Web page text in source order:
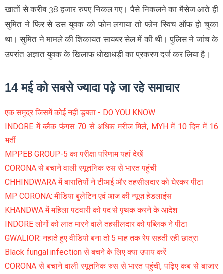
खातों से करीब 38 हजार रुपए निकल गए। पैसे निकलने का मैसेज आते ही
सुमित ने फिर से उस युवक को फोन लगाया तो फोन स्विच ऑफ हो चुका
था। सुमित ने मामले की शिकायत सायबर सेल में की थी। पुलिस ने जांच के
उपरांत अज्ञात युवक के खिलाफ धोखाधड़ी का प्रकरण दर्ज कर लिया है।
14 मई को सबसे ज्यादा पढ़े जा रहे समाचार
एक समुद्र जिसमें कोई नहीं डूबता - DO YOU KNOW
INDORE में ब्लैक फंगस 70 से अधिक मरीज मिले, MYH में 10 दिन में 16
भर्ती
MPPEB GROUP-5 का परीक्षा परिणाम यहां देखें
CORONA से बचाने वाली स्पूतनिक रुस से भारत पहुंची
CHHINDWARA में बारातियों ने टीआई और तहसीलदार को घेरकर पीटा
MP CORONA: मीडिया बुलेटिन एवं आज की न्यूज़ हेडलाइंस
KHANDWA में महिला पटवारी को पद से पृथक करने के आदेश
INDORE लोगों को लात मारने वाले तहसीलदार को पब्लिक ने पीटा
GWALIOR: नहाते हुए वीडियो बना तो 5 माह तक रेप सहती रही छात्रा
Black fungal infection से बचने के लिए क्या उपाय करें
CORONA से बचाने वाली स्पूतनिक रुस से भारत पहुंची, पढ़िए कब से बाजार